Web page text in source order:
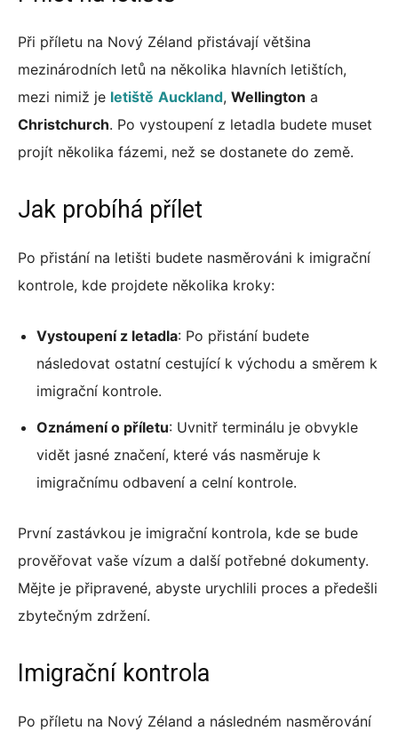
Při příletu na Nový Zéland přistávají většina
mezinárodních letů na několika hlavních letištích,
mezi nimiž je letiště Auckland, Wellington a
Christchurch. Po vystoupení z letadla budete muset
projít několika fázemi, než se dostanete do země.
Jak probíhá přílet
Po přistání na letišti budete nasměrováni k imigrační
kontrole, kde projdete několika kroky:
Vystoupení z letadla: Po přistání budete
následovat ostatní cestující k východu a směrem k
imigrační kontrole.
Oznámení o příletu: Uvnitř terminálu je obvykle
vidět jasné značení, které vás nasměruje k
imigračnímu odbavení a celní kontrole.
První zastávkou je imigrační kontrola, kde se bude
prověřovat vaše vízum a další potřebné dokumenty.
Mějte je připravené, abyste urychlili proces a předešli
zbytečným zdržení.
Imigrační kontrola
Po příletu na Nový Zéland a následném nasměrování